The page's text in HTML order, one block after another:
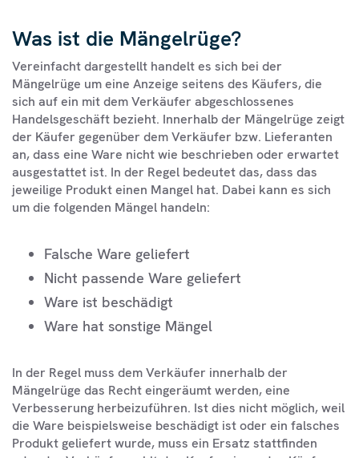
Was ist die Mängelrüge?
Vereinfacht dargestellt handelt es sich bei der
Mängelrüge um eine Anzeige seitens des Käufers, die
sich auf ein mit dem Verkäufer abgeschlossenes
Handelsgeschäft bezieht. Innerhalb der Mängelrüge zeigt
der Käufer gegenüber dem Verkäufer bzw. Lieferanten
an, dass eine Ware nicht wie beschrieben oder erwartet
ausgestattet ist. In der Regel bedeutet das, dass das
jeweilige Produkt einen Mangel hat. Dabei kann es sich
um die folgenden Mängel handeln:
Falsche Ware geliefert
Nicht passende Ware geliefert
Ware ist beschädigt
Ware hat sonstige Mängel
In der Regel muss dem Verkäufer innerhalb der
Mängelrüge das Recht eingeräumt werden, eine
Verbesserung herbeizuführen. Ist dies nicht möglich, weil
die Ware beispielsweise beschädigt ist oder ein falsches
Produkt geliefert wurde, muss ein Ersatz stattfinden